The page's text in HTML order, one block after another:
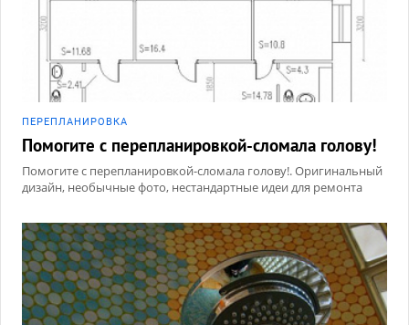
ПЕРЕПЛАНИРОВКА
Помогите с перепланировкой-сломала голову!
Помогите с перепланировкой-сломала голову!. Оригинальный
дизайн, необычные фото, нестандартные идеи для ремонта